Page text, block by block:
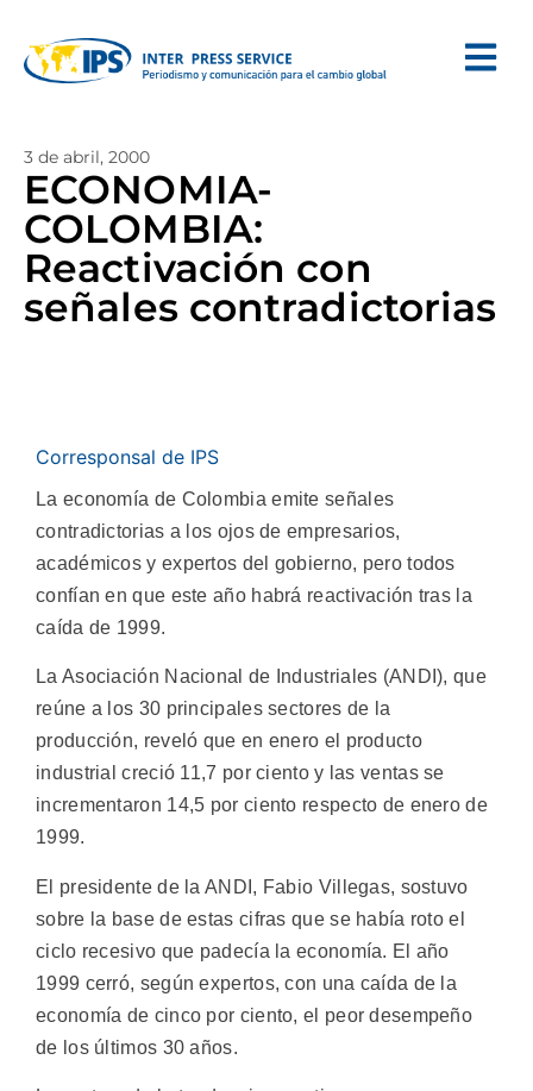
3 de abril, 2000
ECONOMIA-
COLOMBIA:
Reactivación con
señales contradictorias
Corresponsal de IPS
La economía de Colombia emite señales
contradictorias a los ojos de empresarios,
académicos y expertos del gobierno, pero todos
confían en que este año habrá reactivación tras la
caída de 1999.
La Asociación Nacional de Industriales (ANDI), que
reúne a los 30 principales sectores de la
producción, reveló que en enero el producto
industrial creció 11,7 por ciento y las ventas se
incrementaron 14,5 por ciento respecto de enero de
1999.
El presidente de la ANDI, Fabio Villegas, sostuvo
sobre la base de estas cifras que se había roto el
ciclo recesivo que padecía la economía. El año
1999 cerró, según expertos, con una caída de la
economía de cinco por ciento, el peor desempeño
de los últimos 30 años.